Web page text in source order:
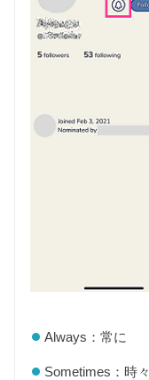
Always：常に
Sometimes：時々